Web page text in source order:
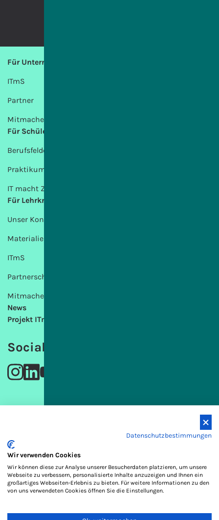
Für Unternehmen
ITmS
Partner
Mitmachen
Für Schülerinnen und Schüler
Berufsfelder
Praktikum
IT macht Zukunft
Für Lehrkräfte
Unser Konzept
Materialien
ITmS
Partnerschulen
Mitmachen
News
Projekt ITmS
Social Media
IT macht Schule gemeinnützige GmbH
Marienstraße 6
30171 Hannover
E-Mail
Datenschutzerklärung
Datenschutzbestimmungen
Wir verwenden Cookies
Wir können diese zur Analyse unserer Besucherdaten platzieren, um unsere
Webseite zu verbessern, personalisierte Inhalte anzuzeigen und Ihnen ein
großartiges Webseiten-Erlebnis zu bieten. Für weitere Informationen zu den
von uns verwendeten Cookies öffnen Sie die Einstellungen.